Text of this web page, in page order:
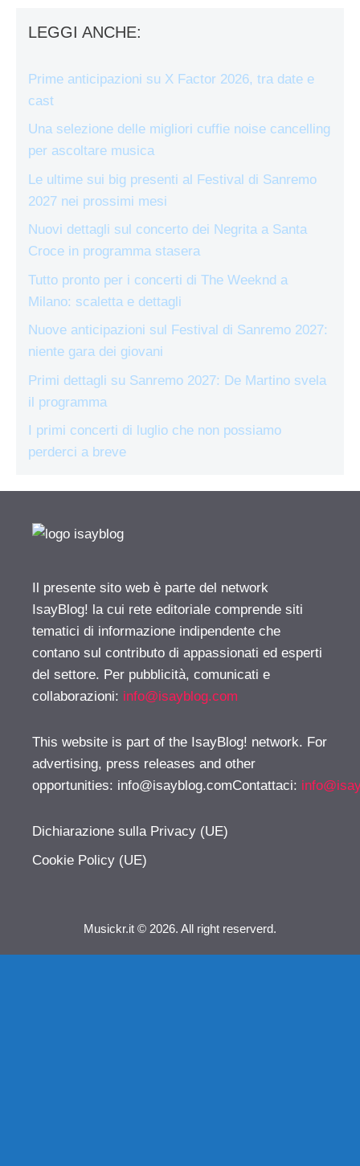
LEGGI ANCHE:
Prime anticipazioni su X Factor 2026, tra date e
cast
Una selezione delle migliori cuffie noise cancelling
per ascoltare musica
Le ultime sui big presenti al Festival di Sanremo
2027 nei prossimi mesi
Nuovi dettagli sul concerto dei Negrita a Santa
Croce in programma stasera
Tutto pronto per i concerti di The Weeknd a
Milano: scaletta e dettagli
Nuove anticipazioni sul Festival di Sanremo 2027:
niente gara dei giovani
Primi dettagli su Sanremo 2027: De Martino svela
il programma
I primi concerti di luglio che non possiamo
perderci a breve
Il presente sito web è parte del network
IsayBlog! la cui rete editoriale comprende siti
tematici di informazione indipendente che
contano sul contributo di appassionati ed esperti
del settore. Per pubblicità, comunicati e
collaborazioni: info@isayblog.com
This website is part of the IsayBlog! network. For
advertising, press releases and other
opportunities: info@isayblog.comContattaci:
Dichiarazione sulla Privacy (UE)
Cookie Policy (UE)
Musickr.it © 2026. All right reserverd.